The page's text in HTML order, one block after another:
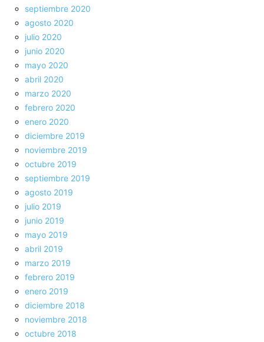
septiembre 2020
agosto 2020
julio 2020
junio 2020
mayo 2020
abril 2020
marzo 2020
febrero 2020
enero 2020
diciembre 2019
noviembre 2019
octubre 2019
septiembre 2019
agosto 2019
julio 2019
junio 2019
mayo 2019
abril 2019
marzo 2019
febrero 2019
enero 2019
diciembre 2018
noviembre 2018
octubre 2018